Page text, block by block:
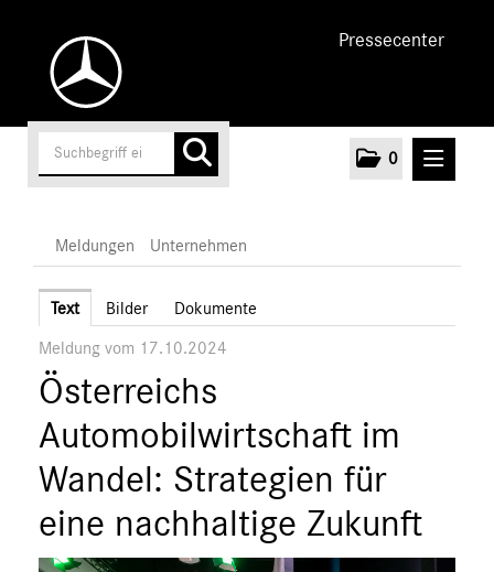
Pressecenter
0
Unternehmen
Marken & Produkte
MEDIA
ÜBER UNS
ANSPRECHPARTNER
Meldungen Unternehmen
Text Bilder Dokumente
Meldung vom 17.10.2024
Österreichs
Automobilwirtschaft im
Wandel: Strategien für
eine nachhaltige Zukunft